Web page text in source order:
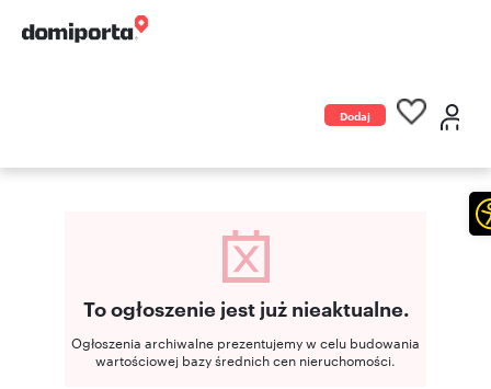
Dodaj
To ogłoszenie jest już nieaktualne.
Ogłoszenia archiwalne prezentujemy w celu budowania
wartościowej bazy średnich cen nieruchomości.